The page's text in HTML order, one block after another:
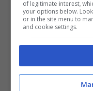
l’equivalente
World Tour.In
dollaridi
contenderselo,
due top ten della
of legitimate interest,
your options below.
or in the site menu to
and cookie settings.